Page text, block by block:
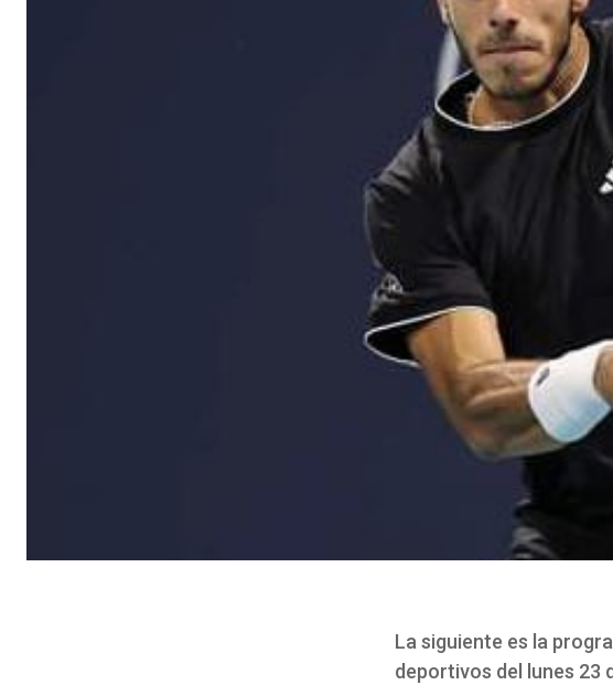
La siguiente es la
deportivos del lunes 23